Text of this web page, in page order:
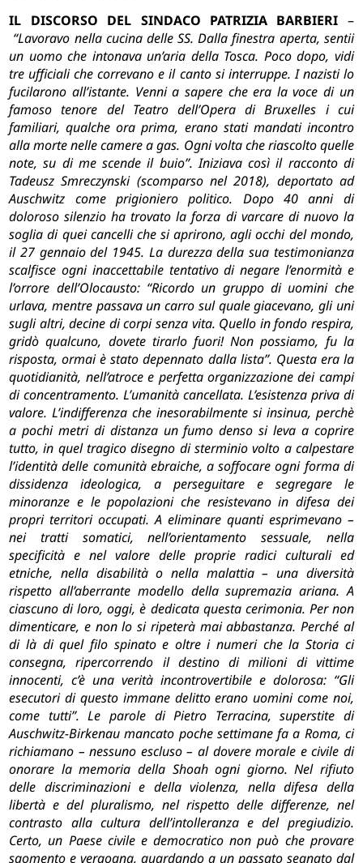
IL DISCORSO DEL SINDACO PATRIZIA BARBIERI –
“Lavoravo nella cucina delle SS. Dalla finestra aperta, sentii
un uomo che intonava un’aria della Tosca. Poco dopo, vidi
tre ufficiali che correvano e il canto si interruppe. I nazisti lo
fucilarono all’istante. Venni a sapere che era la voce di un
famoso tenore del Teatro dell’Opera di Bruxelles i cui
familiari, qualche ora prima, erano stati mandati incontro
alla morte nelle camere a gas. Ogni volta che riascolto quelle
note, su di me scende il buio”. Iniziava così il racconto di
Tadeusz Smreczynski (scomparso nel 2018), deportato ad
Auschwitz come prigioniero politico. Dopo 40 anni di
doloroso silenzio ha trovato la forza di varcare di nuovo la
soglia di quei cancelli che si aprirono, agli occhi del mondo,
il 27 gennaio del 1945. La durezza della sua testimonianza
scalfisce ogni inaccettabile tentativo di negare l’enormità e
l’orrore dell’Olocausto: “Ricordo un gruppo di uomini che
urlava, mentre passava un carro sul quale giacevano, gli uni
sugli altri, decine di corpi senza vita. Quello in fondo respira,
gridò qualcuno, dovete tirarlo fuori! Non possiamo, fu la
risposta, ormai è stato depennato dalla lista”. Questa era la
quotidianità, nell’atroce e perfetta organizzazione dei campi
di concentramento. L’umanità cancellata. L’esistenza priva di
valore. L’indifferenza che inesorabilmente si insinua, perchè
a pochi metri di distanza un fumo denso si leva a coprire
tutto, in quel tragico disegno di sterminio volto a calpestare
l’identità delle comunità ebraiche, a soffocare ogni forma di
dissidenza ideologica, a perseguitare e segregare le
minoranze e le popolazioni che resistevano in difesa dei
propri territori occupati. A eliminare quanti esprimevano –
nei tratti somatici, nell’orientamento sessuale, nella
specificità e nel valore delle proprie radici culturali ed
etniche, nella disabilità o nella malattia – una diversità
rispetto all’aberrante modello della supremazia ariana. A
ciascuno di loro, oggi, è dedicata questa cerimonia. Per non
dimenticare, e non lo si ripeterà mai abbastanza. Perché al
di là di quel filo spinato e oltre i numeri che la Storia ci
consegna, ripercorrendo il destino di milioni di vittime
innocenti, c’è una verità incontrovertibile e dolorosa: “Gli
esecutori di questo immane delitto erano uomini come noi,
come tutti”. Le parole di Pietro Terracina, superstite di
Auschwitz-Birkenau mancato poche settimane fa a Roma, ci
richiamano – nessuno escluso – al dovere morale e civile di
onorare la memoria della Shoah ogni giorno. Nel rifiuto
delle discriminazioni e della violenza, nella difesa della
libertà e del pluralismo, nel rispetto delle differenze, nel
contrasto alla cultura dell’intolleranza e del pregiudizio.
Certo, un Paese civile e democratico non può che provare
sgomento e vergogna, guardando a un passato segnato dal